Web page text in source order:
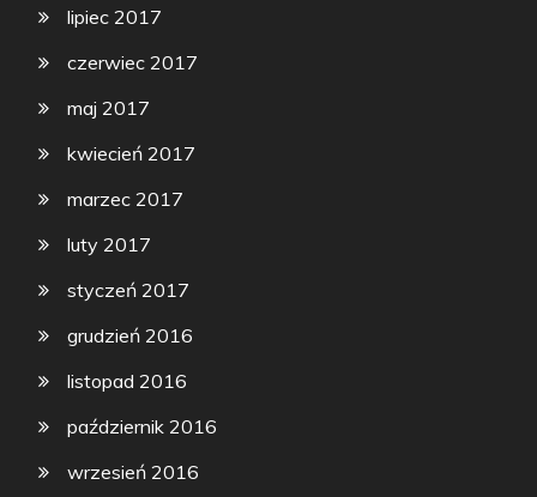
lipiec 2017
czerwiec 2017
maj 2017
kwiecień 2017
marzec 2017
luty 2017
styczeń 2017
grudzień 2016
listopad 2016
październik 2016
wrzesień 2016